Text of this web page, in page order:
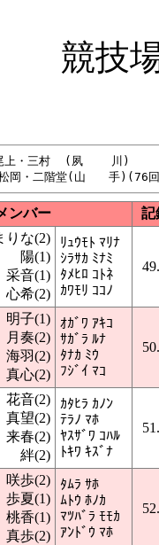
競技
尾上・三村  (夙    川)
ンバー 記
りな(2)
陽(1)
音(1)
希(2)
ﾘｭｳﾓﾄ ﾏﾘﾅ
ｼﾗｻｶ ﾐﾅﾐ
ﾀﾒﾋﾛ ｺﾄﾈ
ｶﾜﾓﾘ ｺｺﾉ
子(1)
奏(2)
羽(2)
心(2)
ｵｶﾞﾜ ｱｷｺ
ｻｶﾞﾗ ﾙﾅ
ﾀﾅｶ ﾐｳ
ﾌｼﾞｲ ﾏｺ
音(2)
望(2)
春(2)
絆(2)
ｶﾀﾋﾗ ｶﾉﾝ
ﾃﾗﾉ ﾏﾎ
ﾔｽｻﾞﾜ ｺﾊﾙ
ﾄｷﾜ ｷｽﾞﾅ
歩(2)
夏(1)
香(1)
歩(2)
ﾀﾑﾗ ｻﾎ
ﾑﾄｳ ﾎﾉｶ
ﾏﾂﾊﾞﾗ ﾓﾓｶ
ｱﾝﾄﾞｳ ﾏﾎ